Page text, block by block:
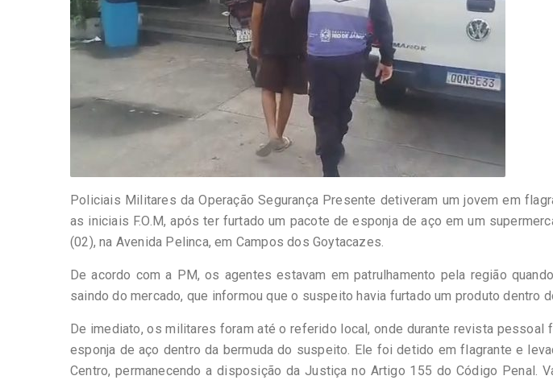
Policiais Militares da Operação Segurança Presente detiveram um jovem em
as iniciais F.O.M, após ter furtado um pacote de esponja de aço em um
(02), na Avenida Pelinca, em Campos dos Goytacazes.
De acordo com a PM, os agentes estavam em patrulhamento pela região
saindo do mercado, que informou que o suspeito havia furtado um produto dentro
De imediato, os militares foram até o referido local, onde durante revista
esponja de aço dentro da bermuda do suspeito. Ele foi detido em flagrante e
Centro, permanecendo a disposição da Justiça no Artigo 155 do Código Penal.